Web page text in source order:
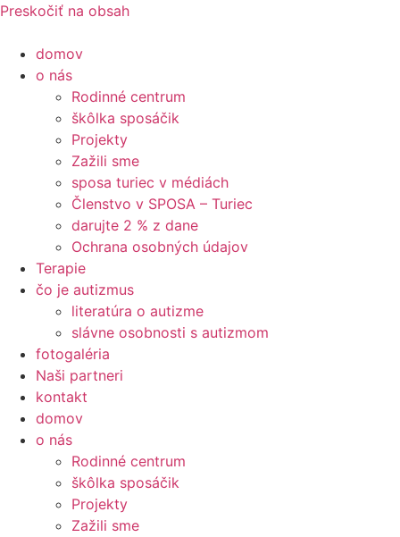
Preskočiť na obsah
domov
o nás
Rodinné centrum
škôlka sposáčik
Projekty
Zažili sme
sposa turiec v médiách
Členstvo v SPOSA – Turiec
darujte 2 % z dane​
Ochrana osobných údajov
Terapie
čo je autizmus
literatúra o autizme
slávne osobnosti s autizmom
fotogaléria
Naši partneri
kontakt
domov
o nás
Rodinné centrum
škôlka sposáčik
Projekty
Zažili sme